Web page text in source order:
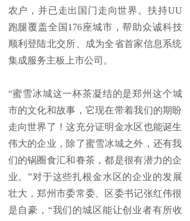
农户，并已走出国门走向世界。扶持UU
跑腿覆盖全国176座城市，帮助众诚科技
顺利登陆北交所、成为全省首家信息系统
集成服务主板上市公司。
“蜜雪冰城这一杯茶凝结的是郑州这个城
市的文化和故事，它现在带着我们的期盼
走向世界了！这充分证明金水区也能诞生
伟大的企业，除了蜜雪冰城之外，还有我
们的锅圈食汇和眷茶，都是很有潜力的企
业。”对于这些扎根金水区的企业的发展
壮大，郑州市委常委、区委书记张红伟很
是自豪，“我们的城区能让创业者有所收